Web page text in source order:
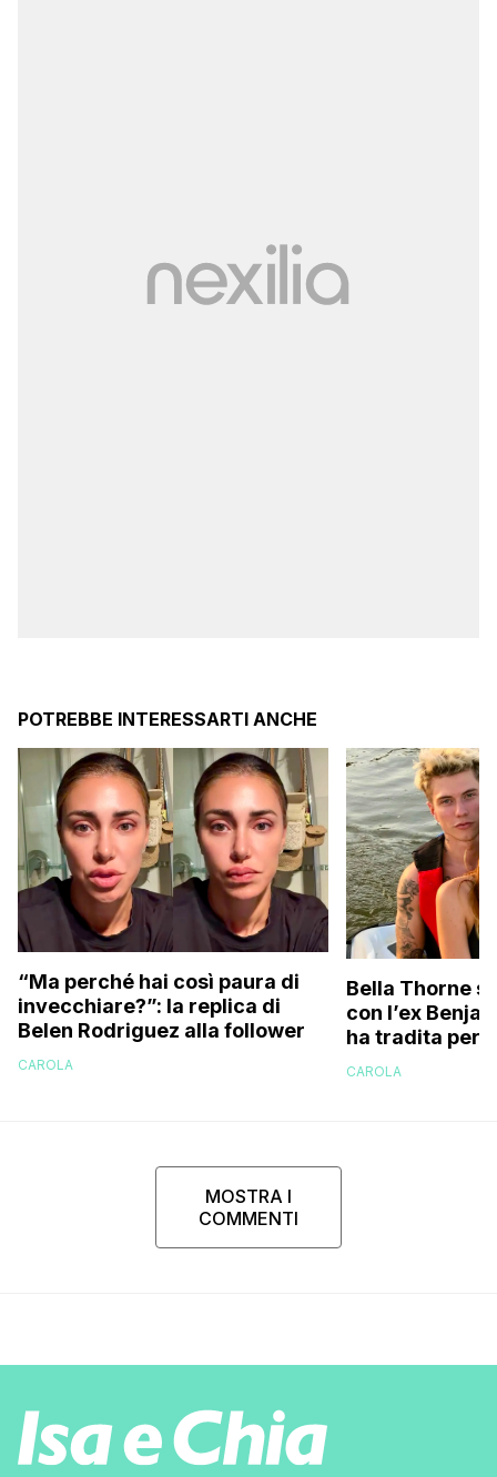
POTREBBE INTERESSARTI ANCHE
“Ma perché hai così paura di
invecchiare?”: la replica di
Belen Rodriguez alla follower
CAROLA
Bella Thorne
con l’ex
ha tradita per
sostenuto che
CAROLA
MOSTRA I
COMMENTI